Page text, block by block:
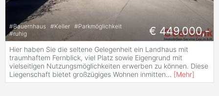
#Bauernhaus #Keller #Parkmöglichkeit
#ruhig € 449.000,-
Hier haben Sie die seltene Gelegenheit ein Landhaus mit
traumhaftem Fernblick, viel Platz sowie Eigengrund mit
vielseitigen Nutzungsmöglichkeiten erwerben zu können. Diese
Liegenschaft bietet großzügiges Wohnen inmitten... [Mehr]